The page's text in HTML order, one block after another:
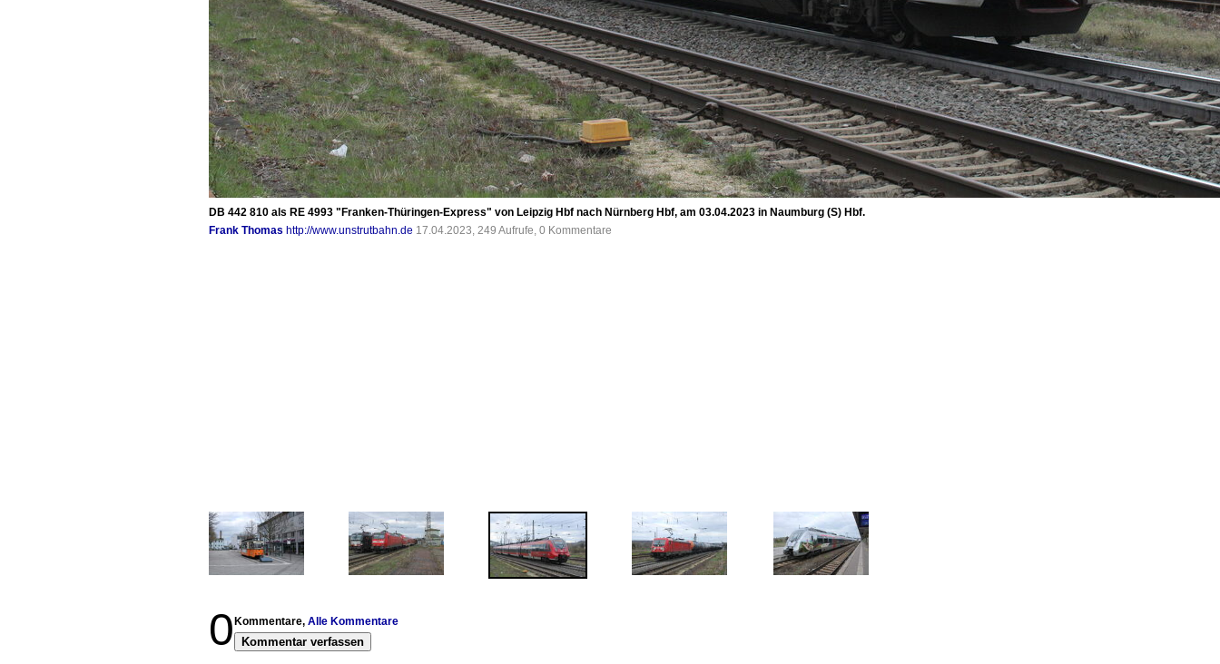
DB 442 810 als RE 4993 "Franken-Thüringen-Express" von Leipzig Hbf nach Nürnberg Hbf, am 03.04.2023 in Naumburg (S) Hbf.
Frank Thomas http://www.unstrutbahn.de 17.04.2023, 249 Aufrufe, 0 Kommentare
0 Kommentare, Alle Kommentare
Kommentar verfassen